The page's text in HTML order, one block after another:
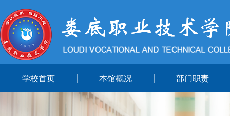
学校首页 本馆概况 部门职责